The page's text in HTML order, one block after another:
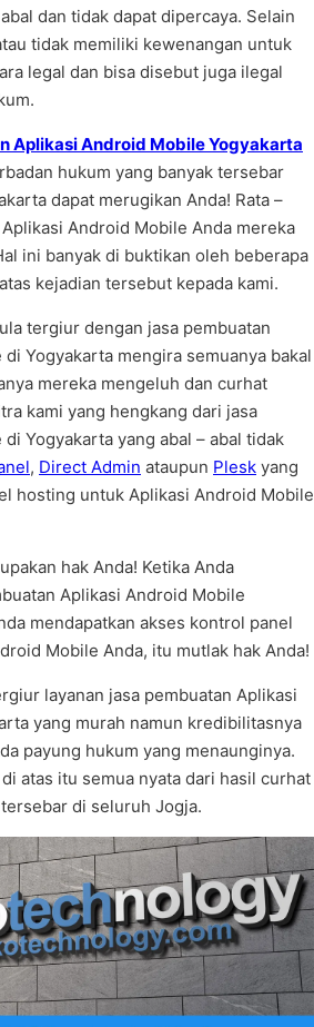
dan tidak dapat dipercaya. Selain
tidak memiliki kewenangan untuk
legal dan bisa disebut juga ilegal
Aplikasi Android Mobile Yogyakarta
hukum yang banyak tersebar
dapat merugikan Anda! Rata –
Android Mobile Anda mereka
ini banyak di buktikan oleh beberapa
kejadian tersebut kepada kami.
tergiur dengan jasa pembuatan
Yogyakarta mengira semuanya bakal
mereka mengeluh dan curhat
kami yang hengkang dari jasa
Yogyakarta yang abal – abal tidak
, Direct Admin ataupun Plesk yang
hosting untuk Aplikasi Android Mobile
hak Anda! Ketika Anda
Aplikasi Android Mobile
mendapatkan akses kontrol panel
Mobile Anda, itu mutlak hak Anda!
layanan jasa pembuatan Aplikasi
yang murah namun kredibilitasnya
payung hukum yang menaunginya.
atas itu semua nyata dari hasil curhat
di seluruh Jogja.